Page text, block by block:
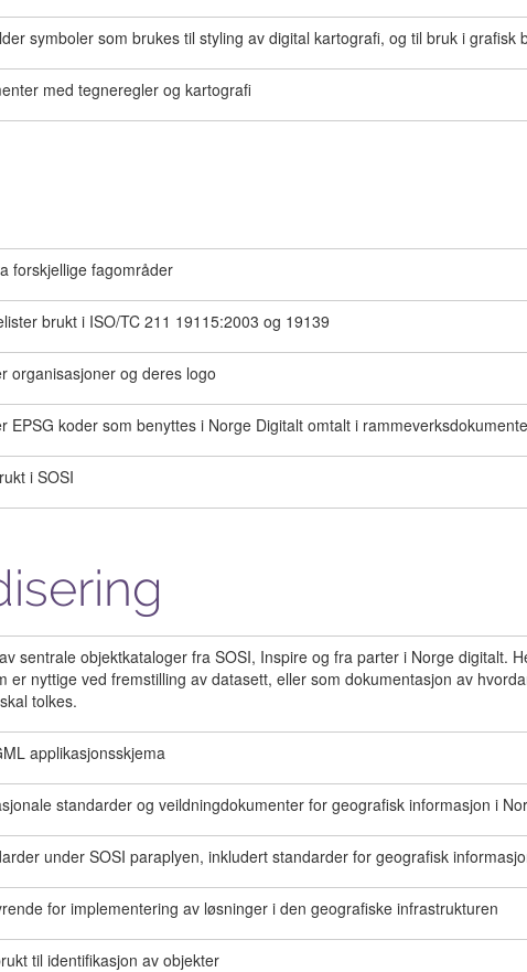
symboler som brukes til styling av digital kartografi, og til bruk i grafisk
med tegneregler og kartografi
forskjellige fagområder
brukt i ISO/TC 211 19115:2003 og 19139
organisasjoner og deres logo
EPSG koder som benyttes i Norge Digitalt omtalt i
i SOSI
sentrale objektkataloger fra SOSI, Inspire og fra parter i Norge digitalt.
er nyttige ved fremstilling av datasett, eller som dokumentasjon av
tolkes.
applikasjonsskjema
standarder og veildningdokumenter for geografisk informasjon i
under SOSI paraplyen, inkludert standarder for geografisk
for implementering av løsninger i den geografiske infrastrukturen
til identifikasjon av objekter